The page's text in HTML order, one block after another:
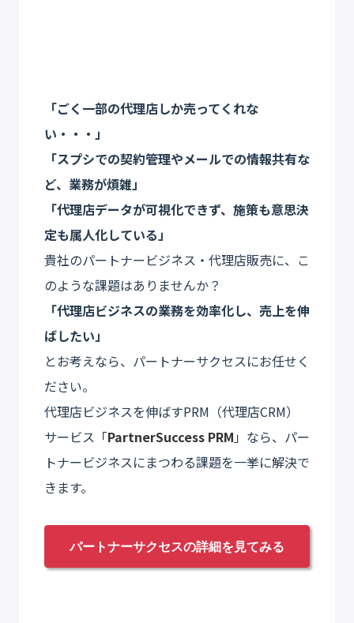
「ごく一部の代理店しか売ってくれな
い・・・」
「スプシでの契約管理やメールでの情報共有な
ど、業務が煩雑」
「代理店データが可視化できず、施策も意思決
定も属人化している」
貴社のパートナービジネス・代理店販売に、こ
のような課題はありませんか？
「代理店ビジネスの業務を効率化し、売上を伸
ばしたい」
とお考えなら、パートナーサクセスにお任せく
ださい。
代理店ビジネスを伸ばすPRM（代理店CRM）
サービス「PartnerSuccess PRM」なら、パー
トナービジネスにまつわる課題を一挙に解決で
きます。
パートナーサクセスの詳細を見てみる